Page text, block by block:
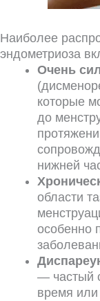
Наиболее
эндометриоза
Очень
которые
до
нижней
области
особенно
— частый
время или